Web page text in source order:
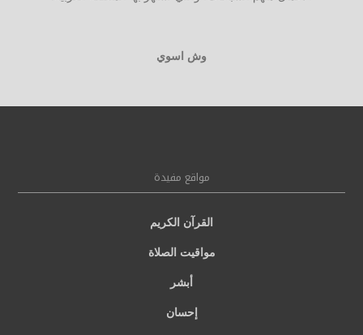
وش اسوي
مواقع مفيدة
القرآن الكريم
مواقيت الصلاة
أبشر
إحسان